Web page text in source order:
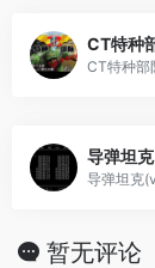
暂无评论